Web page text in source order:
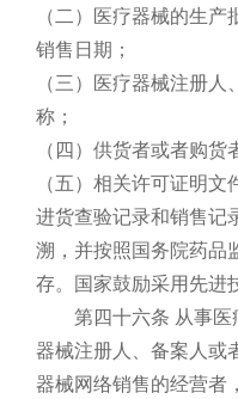
（二）医疗器械的生产
销售日期；
（三）医疗器械注册
称；
（四）供货者或者购货
（五）相关许可证明文
进货查验记录和销售记
溯，并按照国务院药品
存。国家鼓励采用先进
第四十六条 从事
器械注册人、备案人或
器械网络销售的经营者